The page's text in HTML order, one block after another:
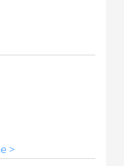
>